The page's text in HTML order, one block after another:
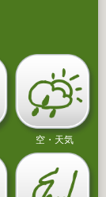
空・天気